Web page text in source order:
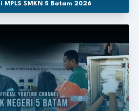
MPLS SMKN 5 Batam 2026